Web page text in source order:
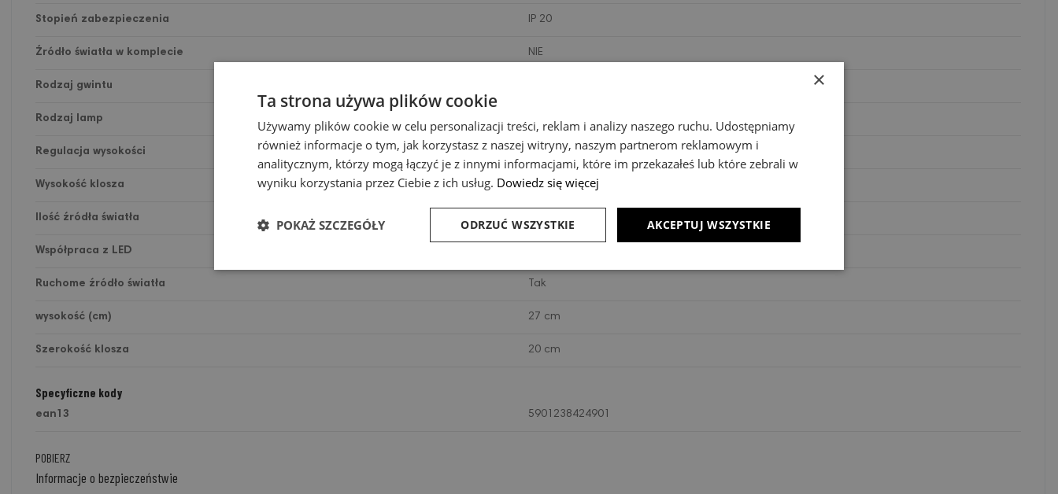
Stopień zabezpieczenia IP 20
Źródło światła w komplecie NIE
Rodzaj gwintu
Rodzaj lamp Kinkiety
Regulacja wysokości Nie
Wysokość klosza 14 cm
Ilość źródła światła
Współpraca z LED
Ruchome źródło światła Tak
wysokość (cm) 27 cm
Szerokość klosza 20 cm
Specyficzne kody
ean13 5901238424901
POBIERZ
Informacje o bezpieczeństwie
×
Ta strona używa plików cookie
Używamy plików cookie w celu personalizacji treści, reklam i analizy naszego ruchu. Udostępniamy
również informacje o tym, jak korzystasz z naszej witryny, naszym partnerom reklamowym i
analitycznym, którzy mogą łączyć je z innymi informacjami, które im przekazałeś lub które zebrali w
wyniku korzystania przez Ciebie z ich usług. Dowiedz się więcej
AKCEPTUJ WSZYSTKIE
ODRZUĆ WSZYSTKIE
POKAŻ SZCZEGÓŁY